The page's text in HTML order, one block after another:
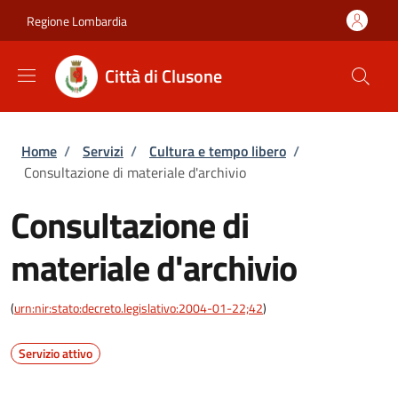
Regione Lombardia
Città di Clusone
Briciole di pane
Home / Servizi / Cultura e tempo libero /
Consultazione di materiale d'archivio
Consultazione di
materiale d'archivio
(urn:nir:stato:decreto.legislativo:2004-01-22;42)
Servizio attivo